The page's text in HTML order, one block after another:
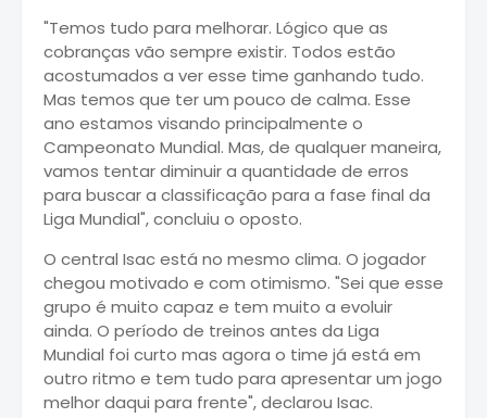
"Temos tudo para melhorar. Lógico que as
cobranças vão sempre existir. Todos estão
acostumados a ver esse time ganhando tudo.
Mas temos que ter um pouco de calma. Esse
ano estamos visando principalmente o
Campeonato Mundial. Mas, de qualquer maneira,
vamos tentar diminuir a quantidade de erros
para buscar a classificação para a fase final da
Liga Mundial", concluiu o oposto.
O central Isac está no mesmo clima. O jogador
chegou motivado e com otimismo. "Sei que esse
grupo é muito capaz e tem muito a evoluir
ainda. O período de treinos antes da Liga
Mundial foi curto mas agora o time já está em
outro ritmo e tem tudo para apresentar um jogo
melhor daqui para frente", declarou Isac.